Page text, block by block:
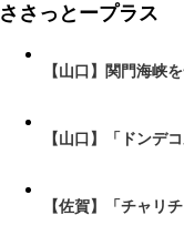
ささっとープラス
【山口】関門海峡
【山口】「ドンデ
【佐賀】「チャリ